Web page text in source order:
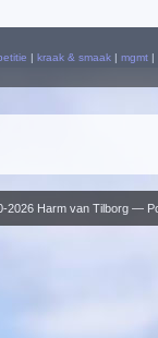
| kraak & smaak| mgmt|
2026 Harm van Tilborg —